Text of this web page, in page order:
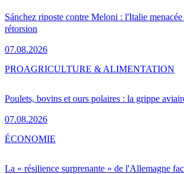
Sánchez riposte contre Meloni : l'Italie menacée
rétorsion
07.08.2026
Poulets, bovins et ours polaires : la grippe
07.08.2026
PROAGRICULTURE & ALIMENTATION
La « résilience surprenante » de l'Allemagne
ÉCONOMIE